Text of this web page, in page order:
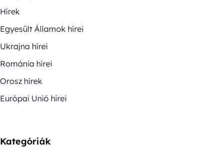
Hírek
Egyesült Államok hírei
Ukrajna hírei
Románia hírei
Orosz hírek
Európai Unió hírei
Kategóriák